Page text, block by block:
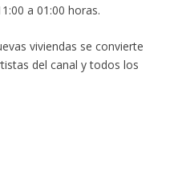
a 01:00 horas.
viviendas se convierte
del canal y todos los